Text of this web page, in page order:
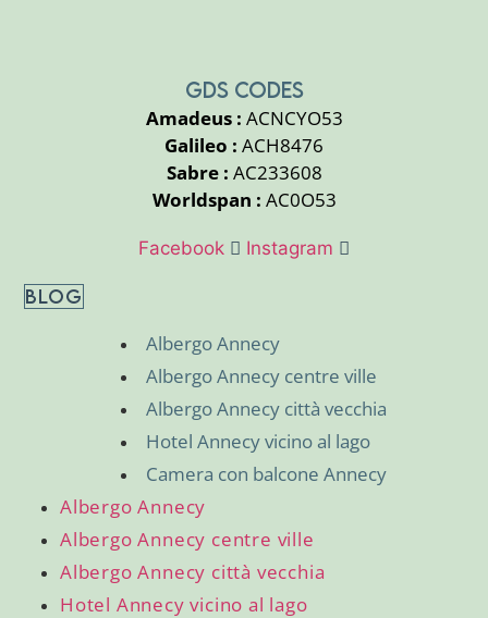
GDS CODES
Amadeus : ACNCYO53
Galileo : ACH8476
Sabre : AC233608
Worldspan : AC0O53
Facebook Instagram
BLOG
Albergo Annecy
Albergo Annecy centre ville
Albergo Annecy città vecchia
Hotel Annecy vicino al lago
Camera con balcone Annecy
Albergo Annecy
Albergo Annecy centre ville
Albergo Annecy città vecchia
Hotel Annecy vicino al lago